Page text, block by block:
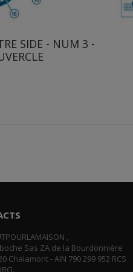
FILTRE
,
Sas ZA de la Bourdonnière
Chalamont - AIN 790 299 952 RCS